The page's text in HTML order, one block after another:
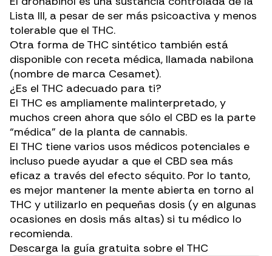
Lista III, a pesar de ser más psicoactiva y menos
tolerable que el THC.
Otra forma de THC sintético también está
disponible con receta médica, llamada nabilona
(nombre de marca Cesamet).
¿Es el THC adecuado para ti?
El THC es ampliamente malinterpretado, y
muchos creen ahora que sólo el CBD es la parte
“médica” de la planta de cannabis.
El THC tiene varios usos médicos potenciales e
incluso puede ayudar a que el CBD sea más
eficaz a través del efecto séquito. Por lo tanto,
es mejor mantener la mente abierta en torno al
THC y utilizarlo en pequeñas dosis (y en algunas
ocasiones en dosis más altas) si tu médico lo
recomienda.
Descarga la guía gratuita sobre el THC